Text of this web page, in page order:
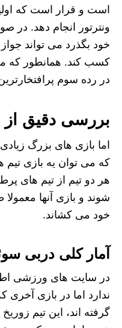
است و قرار است که
ونترتور انجام دهد. در
خود بگذرد می تواند
در رده سوم
بررسی دقیق
اما بازی های بزرگ
که می توان یه بازی تیم
هر دو تیم از تیم های
شوند و بازی آنها
خود می کشاند.
آمار کلی دربی
در سایت های ورزشی
ندارد اما در بازی آخری
گرفته اند، این تیم